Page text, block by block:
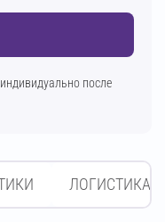
после
ЛОГИСТИКА